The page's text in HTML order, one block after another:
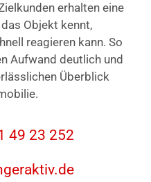
erhalten eine
Objekt kennt,
reagieren kann. So
Aufwand deutlich und
Überblick
49 23 252